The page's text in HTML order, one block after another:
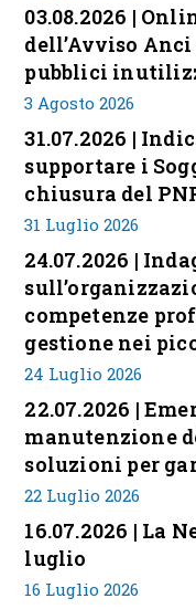
03.08.2026 |
dell’Avviso
pubblici
3 Agosto 2026
31.07.2026 |
supportare i
chiusura del
31 Luglio 2026
24.07.2026 |
competenze
gestione nei
24 Luglio 2026
22.07.2026 |
manutenzione
soluzioni per
22 Luglio 2026
16.07.2026 | La
luglio
16 Luglio 2026